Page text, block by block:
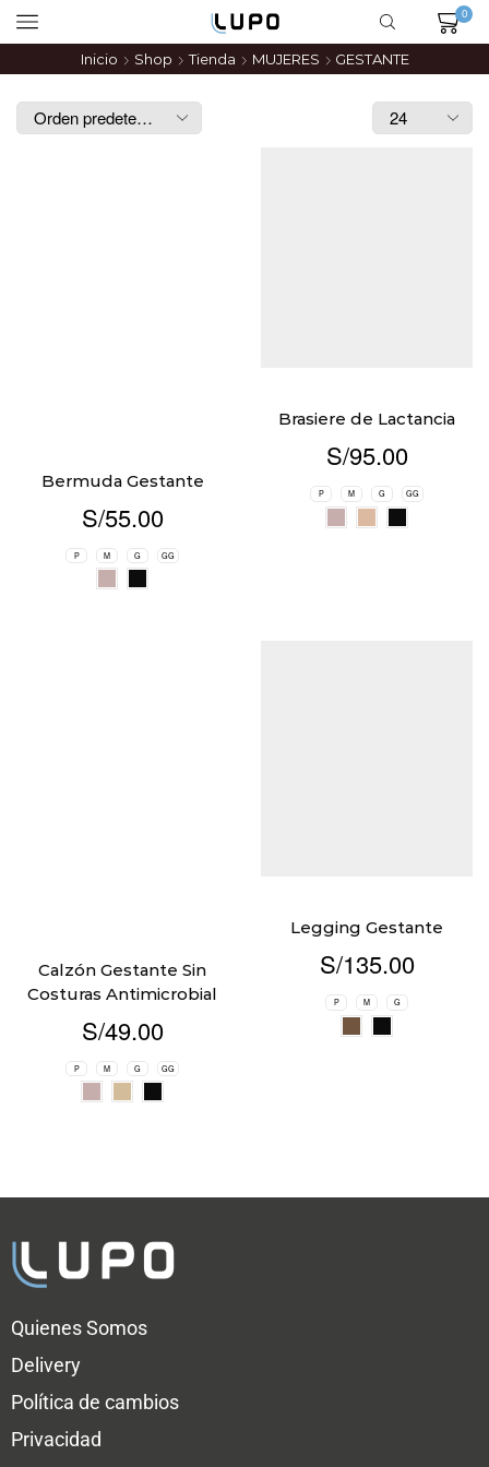
0
Inicio Shop Tienda MUJERES GESTANTE
Bermuda Gestante
S/55.00
P M G GG
Brasiere de Lactancia
S/95.00
P M G GG
Calzón Gestante Sin
Costuras Antimicrobial
S/49.00
P M G GG
Legging Gestante
S/135.00
P M G
Quienes Somos
Delivery
Política de cambios
Privacidad